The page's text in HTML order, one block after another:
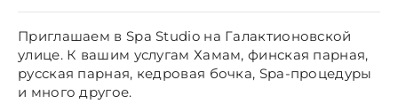
Приглашаем в Spa Studio на Галактионовской
улице. К вашим услугам Хамам, финская парная,
русская парная, кедровая бочка, Spa-процедуры
и много другое.